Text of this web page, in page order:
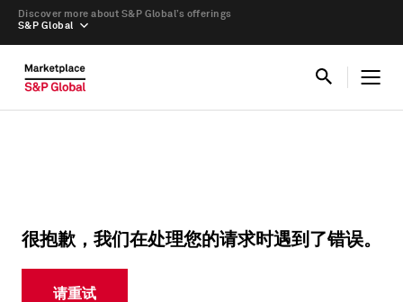
S&P Global
Discover more about S&P Global’s offerings
很抱歉，我们在处理您的请求时遇到了错误。
请重试